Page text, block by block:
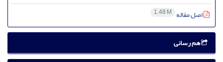
اصل مقاله 1.48 M
هم رسانی